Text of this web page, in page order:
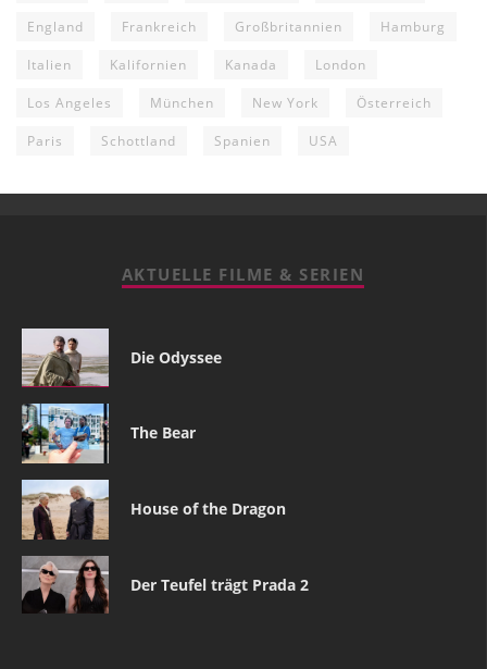
England Frankreich Großbritannien Hamburg
Italien Kalifornien Kanada London
Los Angeles München New York Österreich
Paris Schottland Spanien USA
AKTUELLE FILME & SERIEN
Die Odyssee
The Bear
House of the Dragon
Der Teufel trägt Prada 2